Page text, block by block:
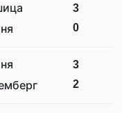
3
0
3
2